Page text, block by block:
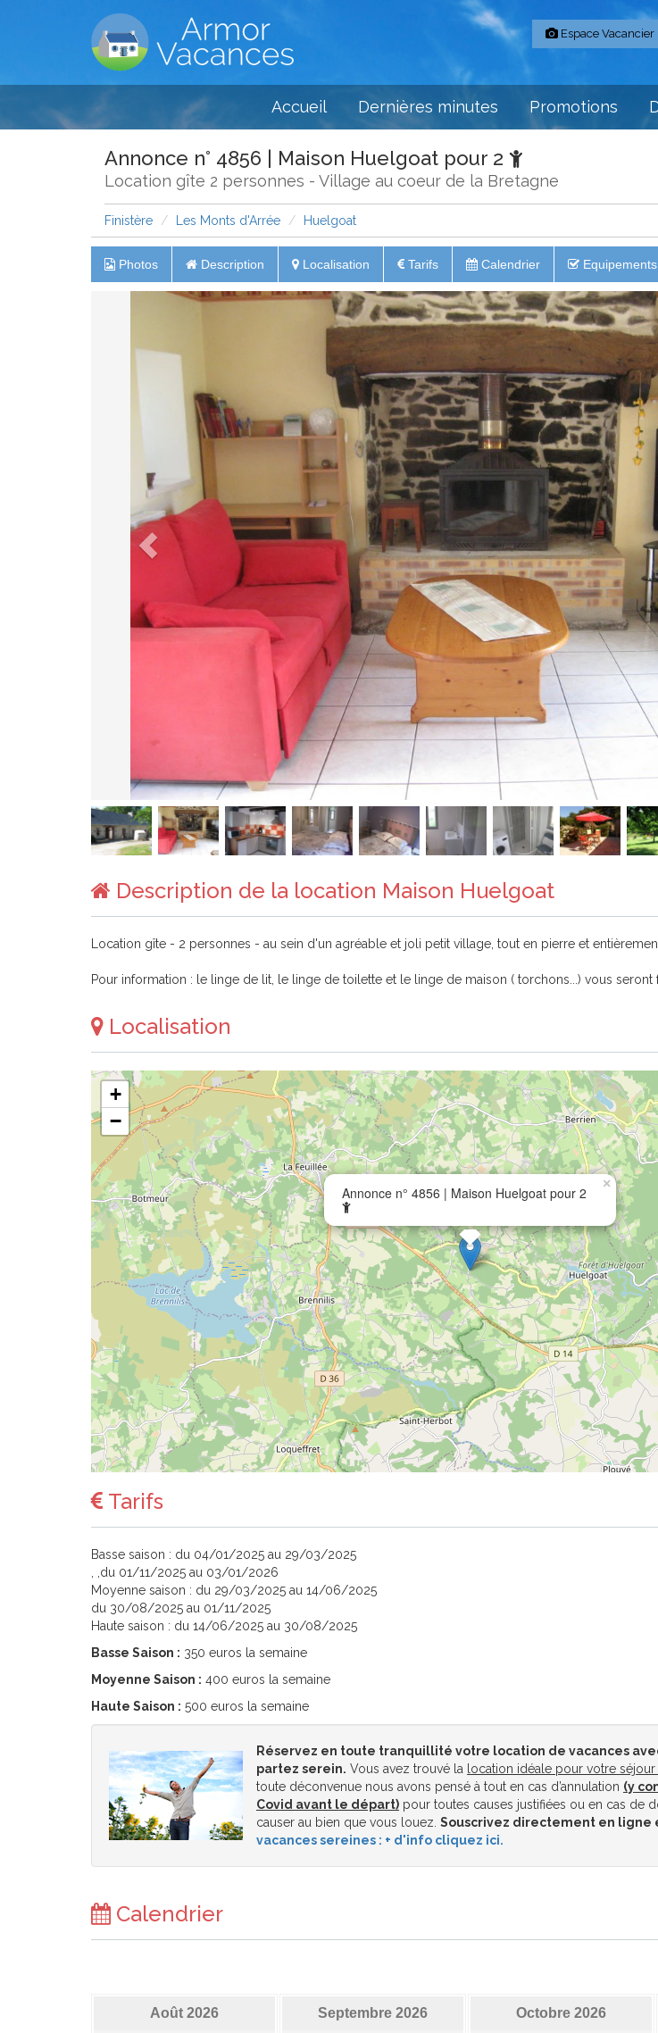
Espace Vacancier
Accueil Dernières minutes Promotions
Annonce n° 4856 | Maison Huelgoat pour 2
Location gîte 2 personnes - Village au coeur de la Bretagne
Finistère Les Monts d'Arrée Huelgoat
Photos Description Localisation Tarifs Calendrier Equipements
Description de la location Maison Huelgoat
Location gîte - 2 personnes - au sein d'un agréable et joli petit village, tout en pierre et
Pour information : le linge de lit, le linge de toilette et le linge de maison ( torchons...) vous seront
Localisation
Annonce n° 4856 | Maison Huelgoat pour 2
×
+
−
Tarifs
Basse saison : du 04/01/2025 au 29/03/2025
, ,du 01/11/2025 au 03/01/2026
Moyenne saison : du 29/03/2025 au 14/06/2025
du 30/08/2025 au 01/11/2025
Haute saison : du 14/06/2025 au 30/08/2025
Basse Saison : 350 euros la semaine
Moyenne Saison : 400 euros la semaine
Haute Saison : 500 euros la semaine
Réservez en toute tranquillité votre location de vacances
partez serein. Vous avez trouvé la location idéale pour votre
toute déconvenue nous avons pensé à tout en cas d’annulation (y
Covid avant le départ) pour toutes causes justifiées ou en cas de
causer au bien que vous louez. Souscrivez directement en ligne
vacances sereines : + d'info cliquez ici.
Calendrier
Août 2026 Septembre 2026 Octobre 2026